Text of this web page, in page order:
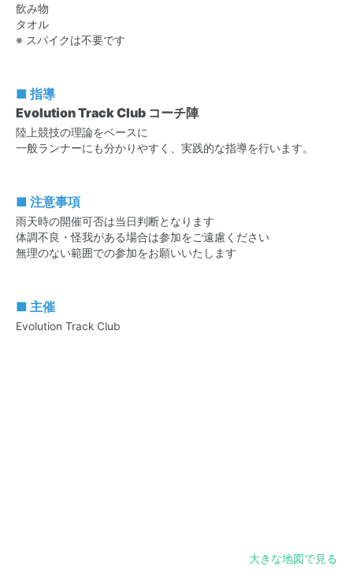
飲み物
タオル
※ スパイクは不要です
■ 指導
Evolution Track Club コーチ陣
陸上競技の理論をベースに
一般ランナーにも分かりやすく、実践的な指導を行います。
■ 注意事項
雨天時の開催可否は当日判断となります
体調不良・怪我がある場合は参加をご遠慮ください
無理のない範囲での参加をお願いいたします
■ 主催
Evolution Track Club
大きな地図で見る